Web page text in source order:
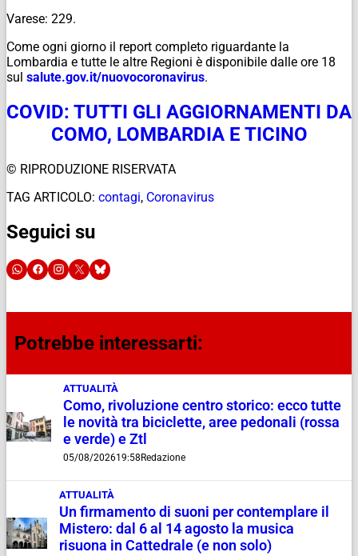
Varese: 229.
Come ogni giorno il report completo riguardante la
Lombardia e tutte le altre Regioni è disponibile dalle ore 18
sul salute.gov.it/nuovocoronavirus.
COVID: TUTTI GLI AGGIORNAMENTI DA
COMO, LOMBARDIA E TICINO
© RIPRODUZIONE RISERVATA
TAG ARTICOLO: contagi, Coronavirus
Seguici su
Potrebbe interessarti:
ATTUALITÀ
Como, rivoluzione centro storico: ecco tutte
le novità tra biciclette, aree pedonali (rossa
e verde) e Ztl
05/08/202619:58Redazione
ATTUALITÀ
Un firmamento di suoni per contemplare il
Mistero: dal 6 al 14 agosto la musica
risuona in Cattedrale (e non solo)